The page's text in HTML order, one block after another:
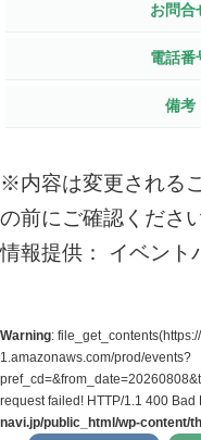
お問合
電話番
備考
※内容は変更される
の前にご確認ください
情報提供： イベント
Warning:
1.amazonaws.com/prod/events?
request failed! HTTP/1.1 400 Bad
navi.jp/public_html/wp-content/